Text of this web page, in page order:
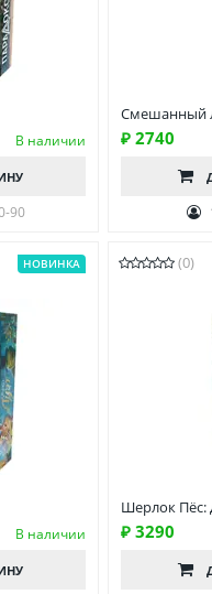
В наличии
90
Смешанный
₽ 2740
НОВИНКА
В наличии
(0)
Шерлок Пёс:
₽ 3290